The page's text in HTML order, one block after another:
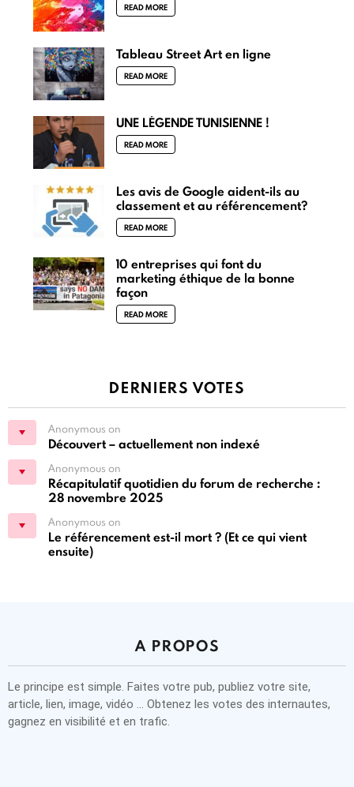
READ MORE
Tableau Street Art en ligne
READ MORE
UNE LÉGENDE TUNISIENNE !
READ MORE
Les avis de Google aident-ils au
classement et au référencement?
READ MORE
10 entreprises qui font du
marketing éthique de la bonne
façon
READ MORE
DERNIERS VOTES
Anonymous on
Découvert – actuellement non indexé
Anonymous on
Récapitulatif quotidien du forum de recherche :
28 novembre 2025
Anonymous on
Le référencement est-il mort ? (Et ce qui vient
ensuite)
A PROPOS
Le principe est simple. Faites votre pub, publiez votre site,
article, lien, image, vidéo … Obtenez les votes des internautes,
gagnez en visibilité et en trafic.